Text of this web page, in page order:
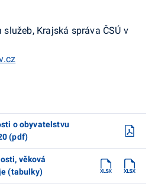
Krajská správa ČSÚ v
o obyvatelstvu
(pdf)
věková
(tabulky)